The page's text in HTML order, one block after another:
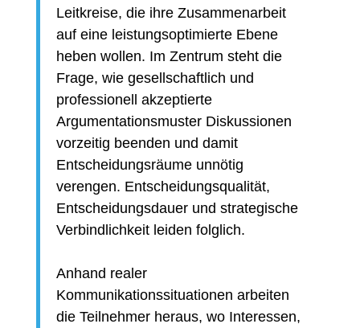
Leitkreise, die ihre Zusammenarbeit
auf eine leistungsoptimierte Ebene
heben wollen. Im Zentrum steht die
Frage, wie gesellschaftlich und
professionell akzeptierte
Argumentationsmuster Diskussionen
vorzeitig beenden und damit
Entscheidungsräume unnötig
verengen. Entscheidungsqualität,
Entscheidungsdauer und strategische
Verbindlichkeit leiden folglich.
Anhand realer
Kommunikationssituationen arbeiten
die Teilnehmer heraus, wo Interessen,